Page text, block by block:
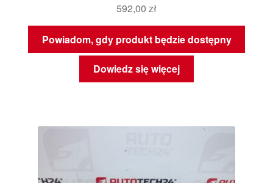
592,00 zł
Powiadom, gdy produkt będzie dostępny
Dowiedz się więcej